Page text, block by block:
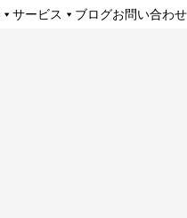
サービス ブログお問い合わせ